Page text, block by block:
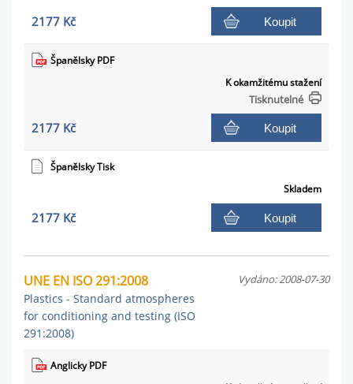
2177 Kč Koupit
Španělsky PDF
K okamžitému stažení
Tisknutelné
2177 Kč Koupit
Španělsky Tisk
Skladem
2177 Kč Koupit
UNE EN ISO 291:2008
Plastics - Standard atmospheres
for conditioning and testing (ISO
291:2008)
Vydáno: 2008-07-30
Anglicky PDF